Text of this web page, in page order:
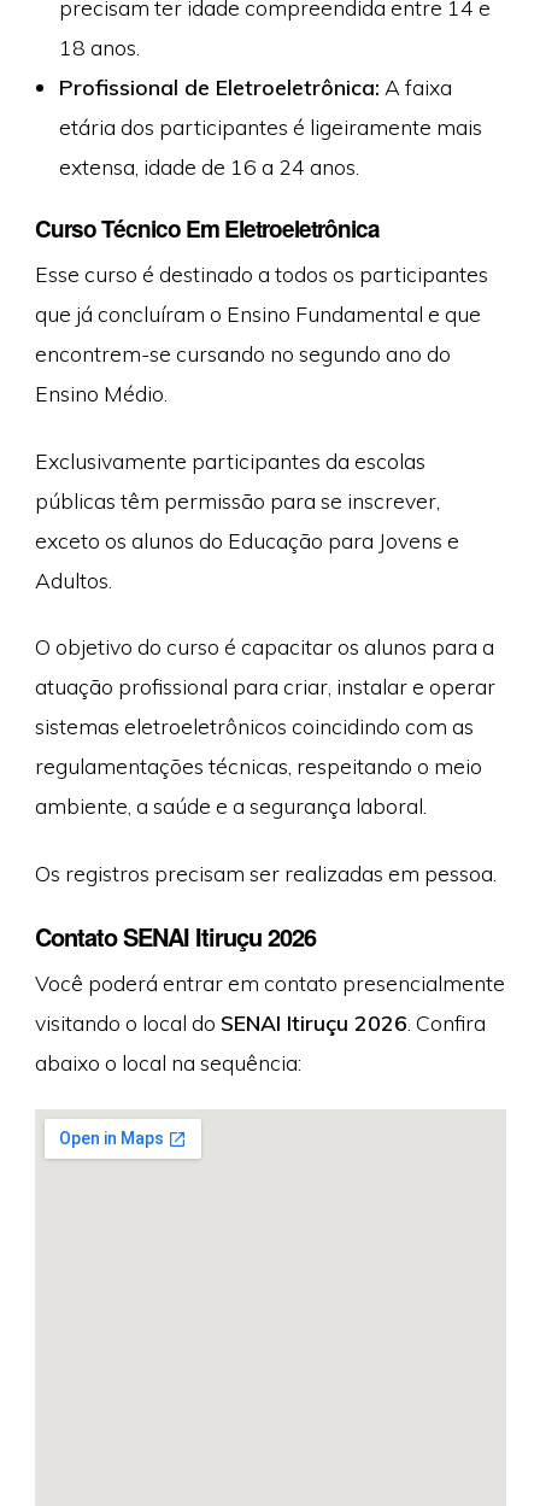
precisam ter idade compreendida entre 14 e
18 anos.
Profissional de Eletroeletrônica: A faixa
etária dos participantes é ligeiramente mais
extensa, idade de 16 a 24 anos.
Curso Técnico Em Eletroeletrônica
Esse curso é destinado a todos os participantes
que já concluíram o Ensino Fundamental e que
encontrem-se cursando no segundo ano do
Ensino Médio.
Exclusivamente participantes da escolas
públicas têm permissão para se inscrever,
exceto os alunos do Educação para Jovens e
Adultos.
O objetivo do curso é capacitar os alunos para a
atuação profissional para criar, instalar e operar
sistemas eletroeletrônicos coincidindo com as
regulamentações técnicas, respeitando o meio
ambiente, a saúde e a segurança laboral.
Os registros precisam ser realizadas em pessoa.
Contato SENAI Itiruçu 2026
Você poderá entrar em contato presencialmente
visitando o local do SENAI Itiruçu 2026 . Confira
abaixo o local na sequência: